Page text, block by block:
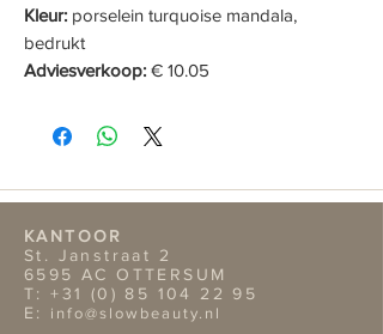
Kleur: porselein turquoise mandala,
bedrukt
Adviesverkoop: € 10.05
KANTOOR
St. Janstraat 2
6595 AC OTTERSUM
T:+31 (0) 85 104 22 95
E: info@slowbeauty.nl